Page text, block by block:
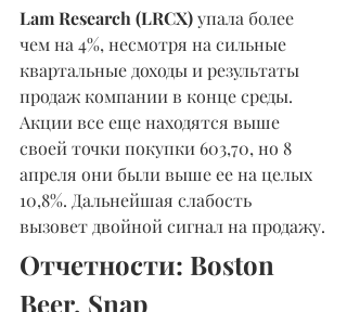
Lam Research (LRCX) упала более
чем на 4%, несмотря на сильные
квартальные доходы и результаты
продаж компании в конце среды.
Акции все еще находятся выше
своей точки покупки 603,70, но 8
апреля они были выше ее на целых
10,8%. Дальнейшая слабость
вызовет двойной сигнал на продажу.
Отчетности: Boston
Beer, Snap